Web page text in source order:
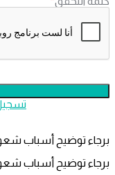
برجاء توضيح أسباب
برجاء توضيح أسباب